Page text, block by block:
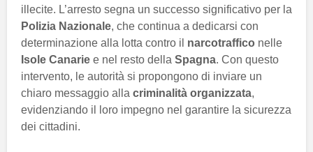
illecite. L’arresto segna un successo significativo per la
Polizia Nazionale, che continua a dedicarsi con
determinazione alla lotta contro il narcotraffico nelle
Isole Canarie e nel resto della Spagna. Con questo
intervento, le autorità si propongono di inviare un
chiaro messaggio alla criminalità organizzata,
evidenziando il loro impegno nel garantire la sicurezza
dei cittadini.